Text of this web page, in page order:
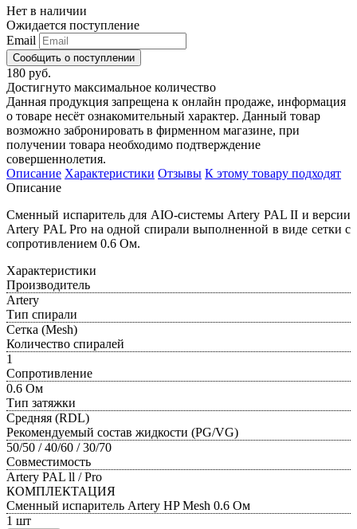
Нет в наличии
Ожидается поступление
Email
Сообщить о поступлении
180 руб.
Достигнуто максимальное количество
Данная продукция запрещена к онлайн продаже, информация
о товаре несёт ознакомительный характер. Данный товар
возможно забронировать в фирменном магазине, при
получении товара необходимо подтверждение
совершеннолетия.
Описание Характеристики Отзывы К этому товару подходят
Описание
Сменный испаритель для AIO-системы Artery PAL II и версии
Artery PAL Pro на одной спирали выполненной в виде сетки с
сопротивлением 0.6 Ом.
Характеристики
Производитель
Artery
Тип спирали
Сетка (Mesh)
Количество спиралей
1
Сопротивление
0.6 Ом
Тип затяжки
Средняя (RDL)
Рекомендуемый состав жидкости (PG/VG)
50/50 / 40/60 / 30/70
Совместимость
Artery PAL ll / Pro
КОМПЛЕКТАЦИЯ
Сменный испаритель Artery HP Mesh 0.6 Ом
1 шт